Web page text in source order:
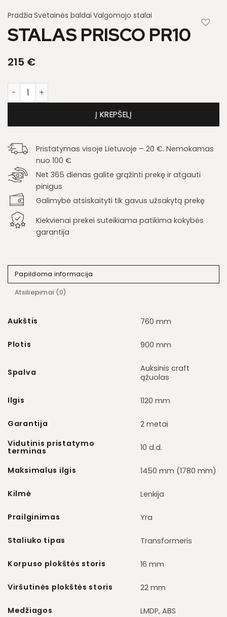
Pradžia Svetainės baldai Valgomojo stalai
STALAS PRISCO PR10
215 €
produkto kiekis: Stalas Prisco PR10
Į KREPŠELĮ
Pristatymas visoje Lietuvoje – 20 €. Nemokamas
nuo 100 €
Net 365 dienas galite grąžinti prekę ir atgauti
pinigus
Galimybė atsiskaityti tik gavus užsakytą prekę
Kiekvienai prekei suteikiama patikima kokybės
garantija
Papildoma informacija
Atsiliepimai (0)
Aukštis 760 mm
Plotis 900 mm
Spalva
Auksinis craft
ąžuolas
Ilgis 1120 mm
Garantija
2 metai
Vidutinis pristatymo
terminas 10 d.d.
Maksimalus ilgis 1450 mm (1780 mm)
Kilmė Lenkija
Prailginimas Yra
Staliuko tipas Transformeris
Korpuso plokštės storis 16 mm
Viršutinės plokštės storis 22 mm
Medžiagos LMDP, ABS